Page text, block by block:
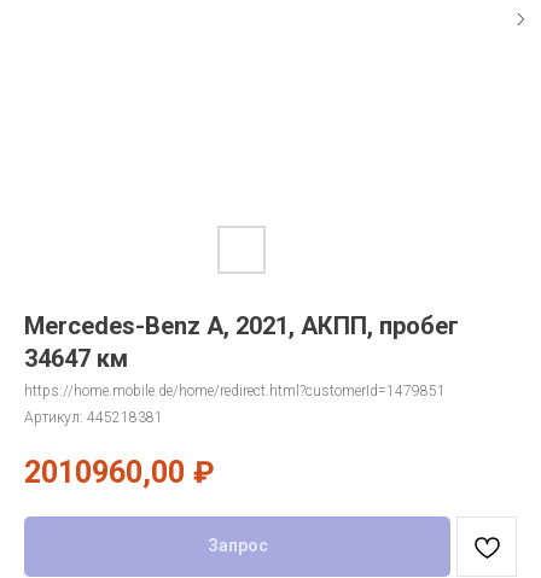
Mercedes-Benz A, 2021, АКПП, пробег
34647 км
https://home.mobile.de/home/redirect.html?customerId=1479851
Артикул: 445218381
2010960,00 ₽
Запрос